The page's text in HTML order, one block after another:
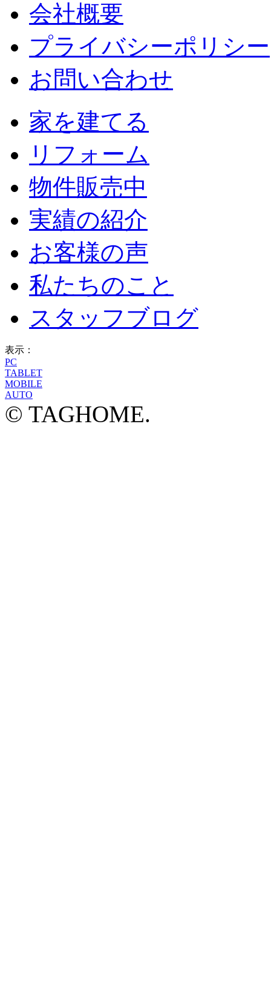
会社概要
プライバシーポリシー
お問い合わせ
家を建てる
リフォーム
物件販売中
実績の紹介
お客様の声
私たちのこと
スタッフブログ
表示：
PC
TABLET
MOBILE
AUTO
© TAGHOME.